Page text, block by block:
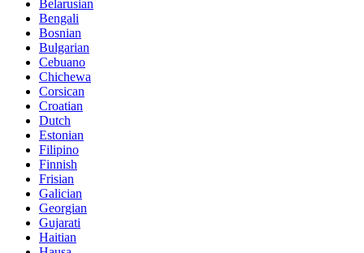
Belarusian
Bengali
Bosnian
Bulgarian
Cebuano
Chichewa
Corsican
Croatian
Dutch
Estonian
Filipino
Finnish
Frisian
Galician
Georgian
Gujarati
Haitian